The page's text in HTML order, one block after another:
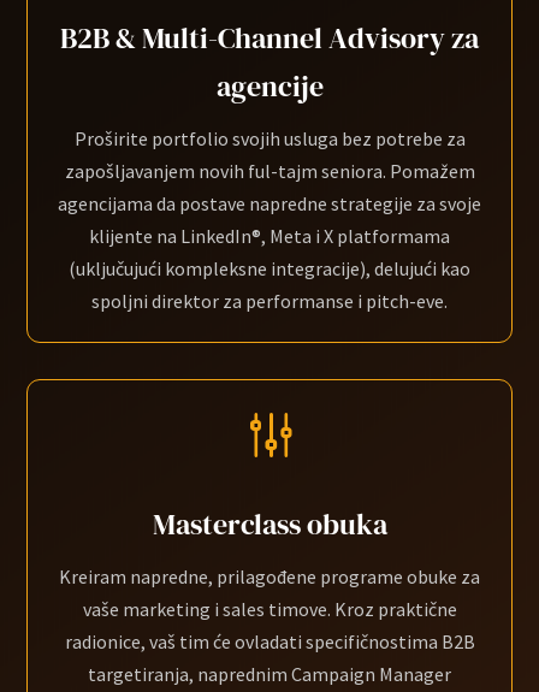
B2B & Multi-Channel Advisory za
agencije
Proširite portfolio svojih usluga bez potrebe za
zapošljavanjem novih ful-tajm seniora. Pomažem
agencijama da postave napredne strategije za svoje
klijente na LinkedIn®, Meta i X platformama
(uključujući kompleksne integracije), delujući kao
spoljni direktor za performanse i pitch-eve.
g
Masterclass obuka
Kreiram napredne, prilagođene programe obuke za
vaše marketing i sales timove. Kroz praktične
radionice, vaš tim će ovladati specifičnostima B2B
targetiranja, naprednim Campaign Manager